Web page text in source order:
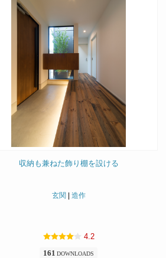
収納も兼ねた飾り棚を設ける
玄関| 造作
4.2
161 DOWNLOADS